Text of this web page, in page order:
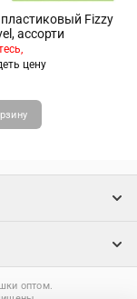
Fizzy
ассорти
цену
оптом.